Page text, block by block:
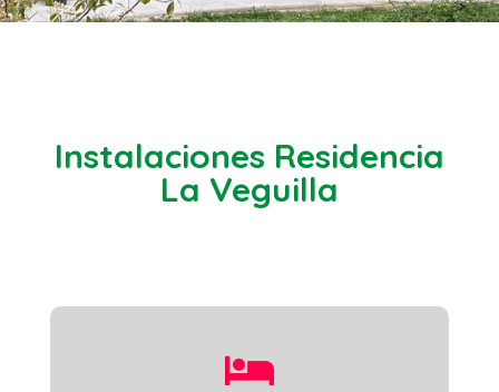
Instalaciones Residencia
La Veguilla
